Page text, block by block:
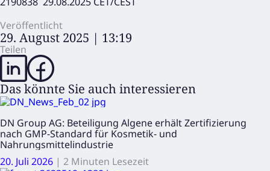
Veröffentlicht
29. August 2025 | 13:19
Teilen
Das könnte Sie auch interessieren
DN Group AG: Beteiligung Algene erhält Zertifizierung
nach GMP-Standard für Kosmetik- und
Nahrungsmittelindustrie
20. Juli 2026 | 2 Minuten Lesezeit